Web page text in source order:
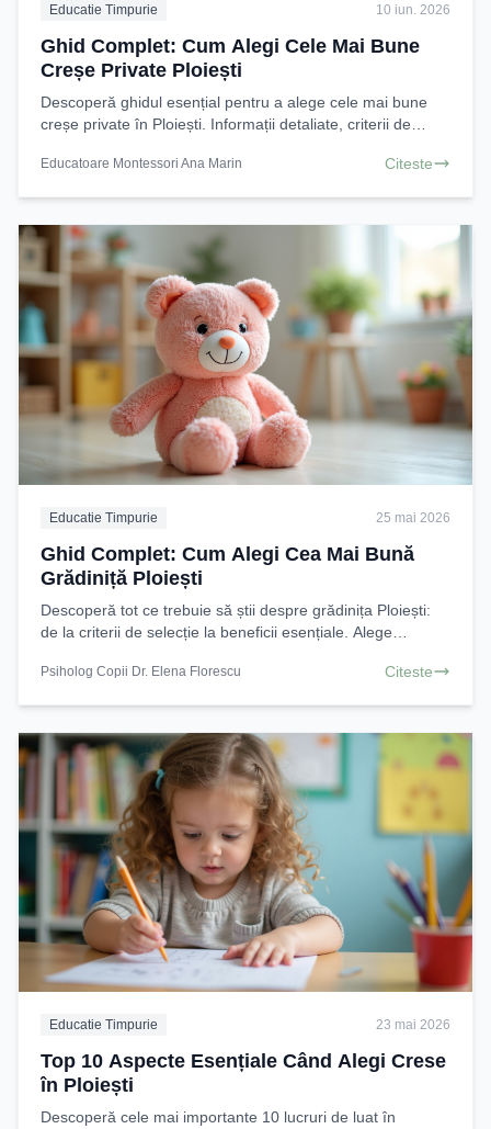
Educatie Timpurie 10 iun. 2026
Ghid Complet: Cum Alegi Cele Mai Bune
Creșe Private Ploiești
Descoperă ghidul esențial pentru a alege cele mai bune
creșe private în Ploiești. Informații detaliate, criterii de
Educatoare Montessori Ana Marin Citeste
Educatie Timpurie 25 mai 2026
Ghid Complet: Cum Alegi Cea Mai Bună
Grădiniță Ploiești
Descoperă tot ce trebuie să știi despre grădinița Ploiești:
de la criterii de selecție la beneficii esențiale. Alege
Psiholog Copii Dr. Elena Florescu Citeste
Educatie Timpurie 23 mai 2026
Top 10 Aspecte Esențiale Când Alegi Crese
în Ploiești
Descoperă cele mai importante 10 lucruri de luat în